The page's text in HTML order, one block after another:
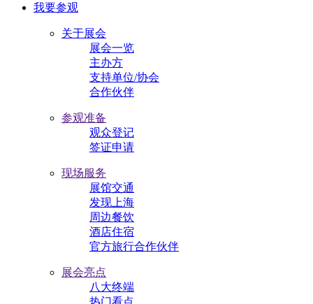
我要参观
关于展会
展会一览
主办方
支持单位/协会
合作伙伴
参观准备
观众登记
签证申请
现场服务
展馆交通
发现上海
周边餐饮
酒店住宿
官方旅行合作伙伴
展会亮点
八大终端
热门看点